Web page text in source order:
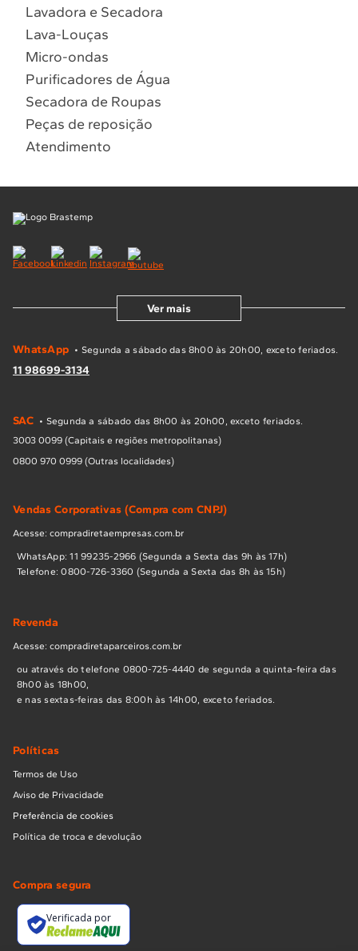
Lavadora e Secadora
Lava-Louças
Micro-ondas
Purificadores de Água
Secadora de Roupas
Peças de reposição
Atendimento
Ver mais
WhatsApp • Segunda a sábado das 8h00 às 20h00, exceto feriados.
11 98699-3134
SAC • Segunda a sábado das 8h00 às 20h00, exceto feriados.
3003 0099 (Capitais e regiões metropolitanas)
0800 970 0999 (Outras localidades)
Vendas Corporativas (Compra com CNPJ)
Acesse: compradiretaempresas.com.br
WhatsApp: 11 99235-2966 (Segunda a Sexta das 9h às 17h)
Telefone: 0800-726-3360 (Segunda a Sexta das 8h às 15h)
Revenda
Acesse: compradiretaparceiros.com.br
ou através do telefone 0800-725-4440 de segunda a quinta-feira das
8h00 às 18h00,
e nas sextas-feiras das 8:00h às 14h00, exceto feriados.
Políticas
Termos de Uso
Aviso de Privacidade
Preferência de cookies
Política de troca e devolução
Compra segura
Verificada por